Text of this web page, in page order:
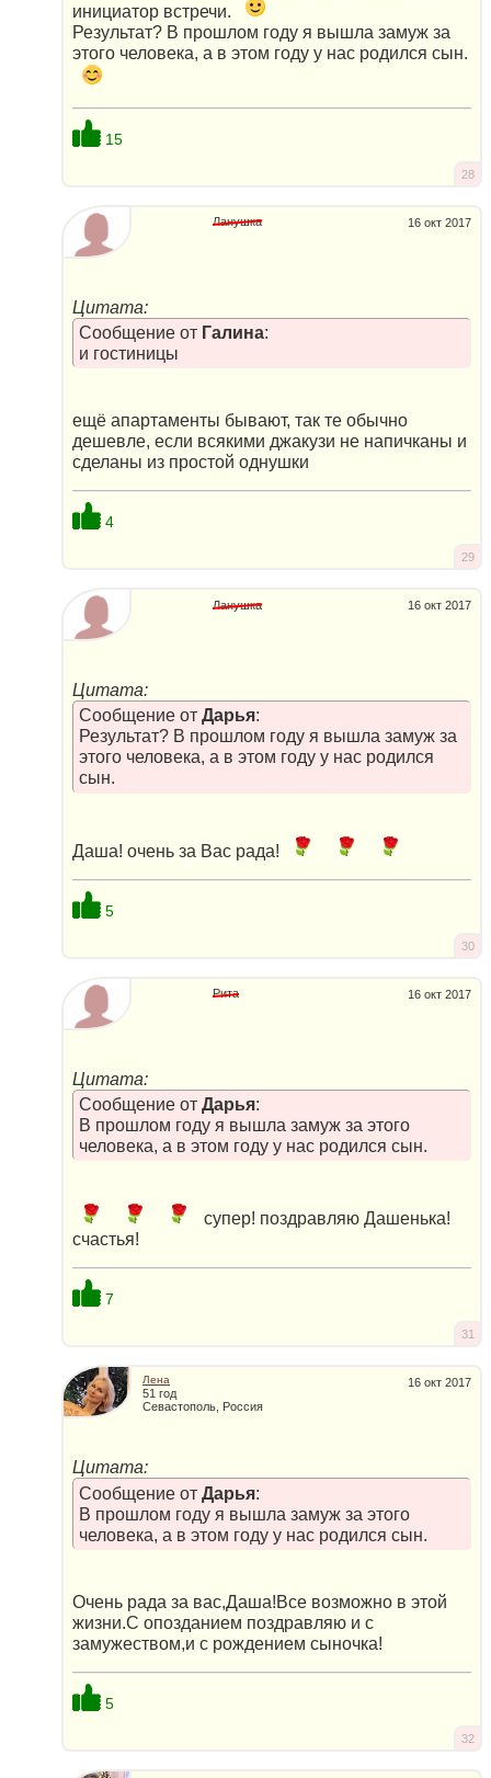
инициатор встречи.
Результат? В прошлом году я вышла замуж за
этого человека, а в этом году у нас родился сын.
15
28
16 окт 2017
Ланушка
Цитата:
Сообщение от Галина:
и гостиницы
ещё апартаменты бывают, так те обычно
дешевле, если всякими джакузи не напичканы и
сделаны из простой однушки
4
29
16 окт 2017
Ланушка
Цитата:
Сообщение от Дарья:
Результат? В прошлом году я вышла замуж за
этого человека, а в этом году у нас родился
сын.
Даша! очень за Вас рада!
5
30
16 окт 2017
Рита
Цитата:
Сообщение от Дарья:
В прошлом году я вышла замуж за этого
человека, а в этом году у нас родился сын.
супер! поздравляю Дашенька!
счастья!
7
31
16 окт 2017
Лена
51 год
Севастополь, Россия
Цитата:
Сообщение от Дарья:
В прошлом году я вышла замуж за этого
человека, а в этом году у нас родился сын.
Очень рада за вас,Даша!Все возможно в этой
жизни.С опозданием поздравляю и с
замужеством,и с рождением сыночка!
5
32